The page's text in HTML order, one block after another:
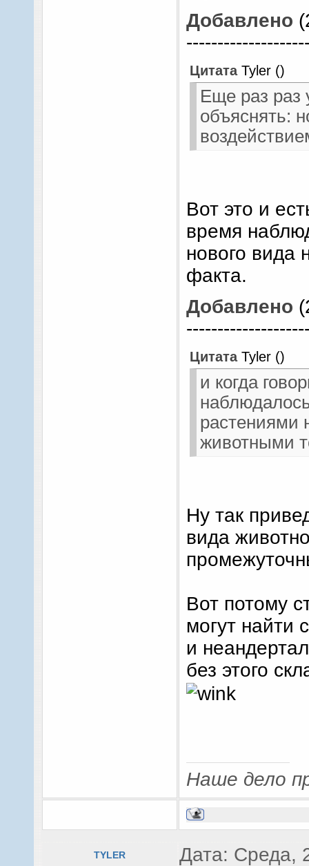
Добавлено
Цитата Tyler ()
Еще раз раз
объяснять:
Вот это и
время
нового вида
факта.
Добавлено
Цитата Tyler ()
и когда
растениями
животными
Ну так
вида
Вот потому
могут найти
и
без этого
Наше дело
TYLER Дата: Среда,